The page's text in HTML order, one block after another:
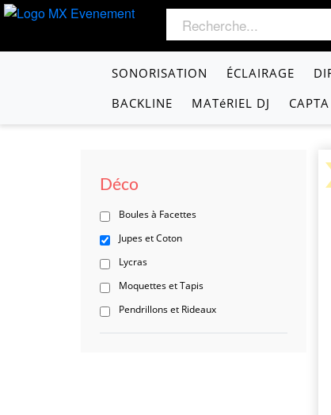
SONORISATION ÉCLAIRAGE
BACKLINE
MATéRIEL DJ
Déco
Boules à Facettes
Jupes et Coton
Lycras
Moquettes et Tapis
Pendrillons et Rideaux